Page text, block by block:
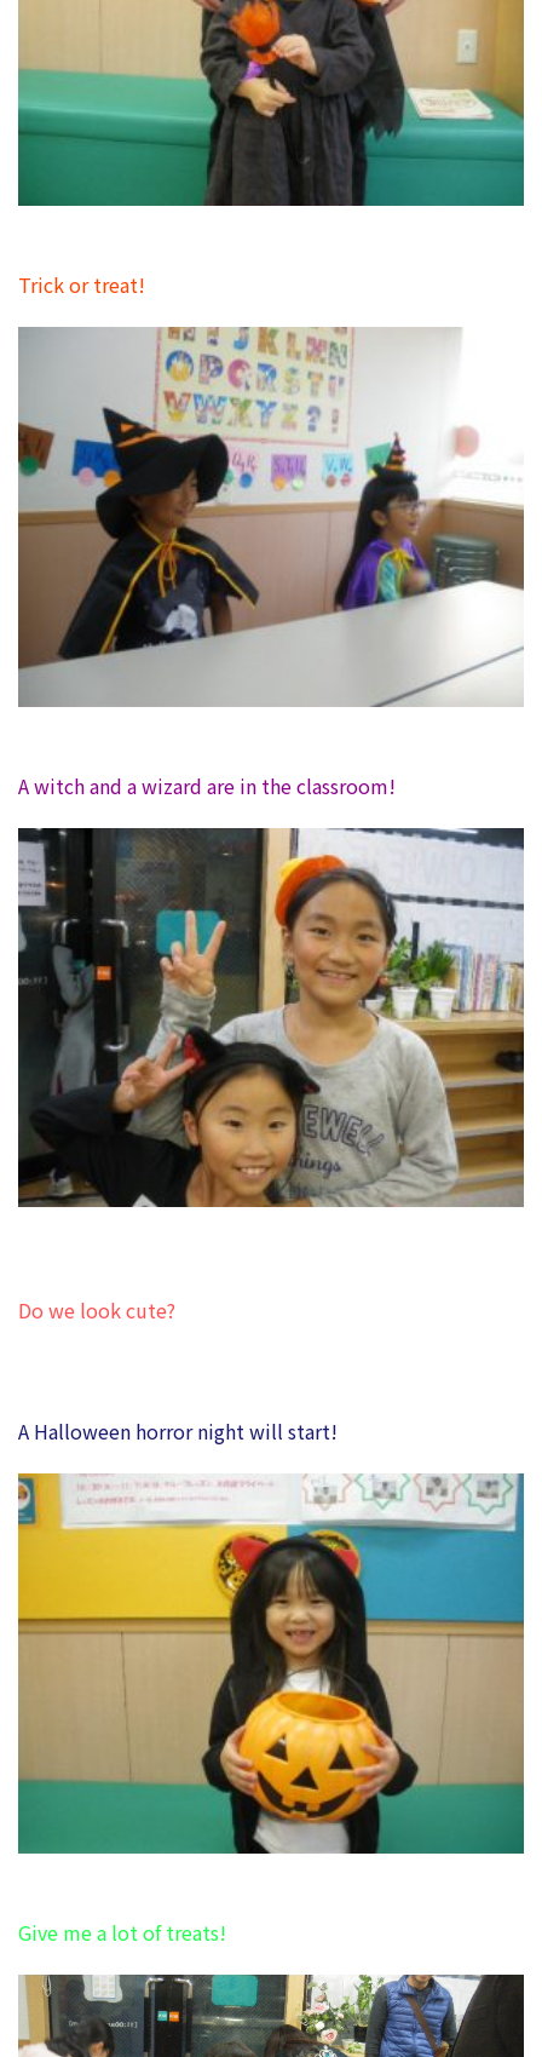
Trick or treat!
A witch and a wizard are in the classroom!
Do we look cute?
A Halloween horror night will start!
Give me a lot of treats!